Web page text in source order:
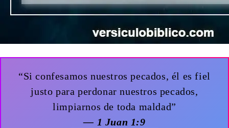
“Si confesamos nuestros pecados, él es fiel
justo para perdonar nuestros pecados,
limpiarnos de toda maldad”
— 1 Juan 1:9